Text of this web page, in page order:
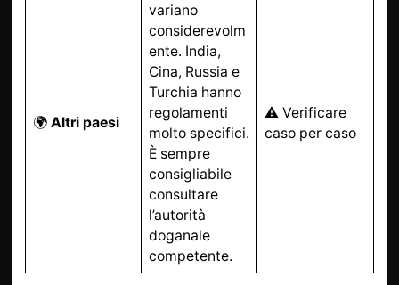
🌍 Altri paesi
variano
considerevolm
ente. India,
Cina, Russia e
Turchia hanno
regolamenti
molto specifici.
È sempre
consigliabile
consultare
l’autorità
doganale
competente.
⚠️ Verificare
caso per caso